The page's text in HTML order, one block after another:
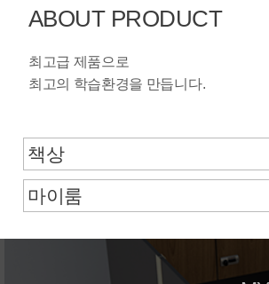
ABOUT PRODUCT
최고급 제품으로
최고의 학습환경을 만듭니다.